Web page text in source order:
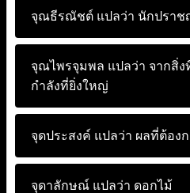
จุณธีรณัชต์ แปลว่า นักปราช
จุณไพรจุมพล แปลว่า จากสิ่ง
กำลังที่ยิ่งใหญ่
จุดประสงค์ แปลว่า ผลที่ต้อง
จุดาลักษณ์ แปลว่า ดอกไม้